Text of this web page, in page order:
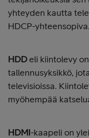
yhteyden kautta
HDCP-yhteensopiva.
HDDeli kiintolevy
tallennusyksikkö,
televisioissa.
myöhempää
HDMI-kaapeli on